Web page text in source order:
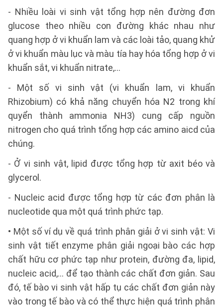
- Nhiều loài vi sinh vật tổng hợp nên đường đơn
glucose theo nhiều con đường khác nhau như
quang hợp ở vi khuẩn lam và các loài tảo, quang khử
ở vi khuẩn màu lục và màu tía hay hóa tổng hợp ở vi
khuẩn sắt, vi khuẩn nitrate,…
- Một số vi sinh vật (vi khuẩn lam, vi khuẩn
Rhizobium) có khả năng chuyển hóa N2 trong khí
quyển thành ammonia NH3) cung cấp nguồn
nitrogen cho quá trình tổng hợp các amino aicd của
chúng.
- Ở vi sinh vật, lipid được tổng hợp từ axit béo và
glycerol.
- Nucleic acid được tổng hợp từ các đơn phân là
nucleotide qua một quá trình phức tạp.
• Một số ví dụ về quá trình phân giải ở vi sinh vật: Vi
sinh vật tiết enzyme phân giải ngoại bào các hợp
chất hữu cơ phức tạp như protein, đường đa, lipid,
nucleic acid,… để tạo thành các chất đơn giản. Sau
đó, tế bào vi sinh vật hấp tụ các chất đơn giản này
vào trong tế bào và có thể thực hiện quá trình phân